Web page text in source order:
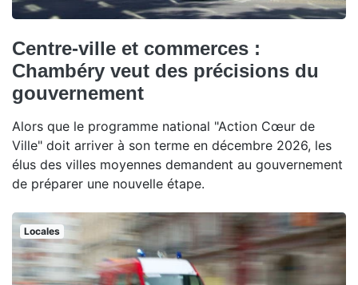
Centre-ville et commerces :
Chambéry veut des précisions du
gouvernement
Alors que le programme national "Action Cœur de
Ville" doit arriver à son terme en décembre 2026, les
élus des villes moyennes demandent au gouvernement
de préparer une nouvelle étape.
Locales